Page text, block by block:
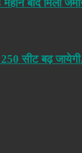
250 सीट बढ़